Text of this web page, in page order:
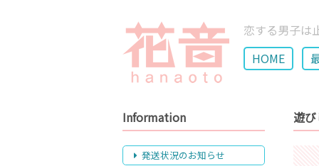
恋する男子
HOME
遊
Information
発送状況のお知らせ